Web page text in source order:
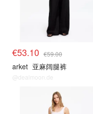
€53.10 €59.00
arket 亚麻阔腿裤
@dealmoon.de